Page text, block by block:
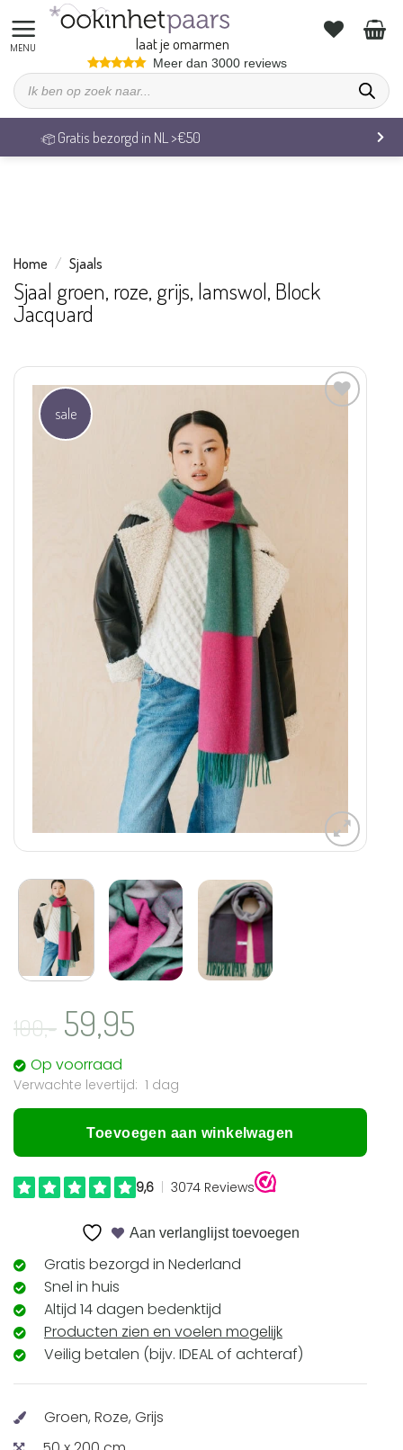
We zijn op vakantie. Vrijdag 7 augustus behandelen we alle
bestellingen weer.
naar
inhoud
laat je omarmen
Meer dan 3000 reviews
Producten
zoeken
Veilig betalen & 14 dagen retourrecht
Home / Sjaals
Sjaal groen, roze, grijs, lamswol, Block
Jacquard
sale
100,- Oorspronkelijke
prijs
was:
100,-.
59,95
is:
59,95.
Op voorraad
1 dag
Toevoegen aan winkelwagen
Aan verlanglijst toevoegen
Gratis bezorgd in Nederland
Snel in huis
Altijd 14 dagen bedenktijd
Producten zien en voelen mogelijk
Veilig betalen (bijv. IDEAL of achteraf)
Groen, Roze, Grijs